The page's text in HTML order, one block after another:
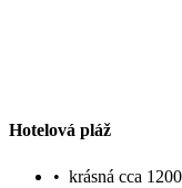
Hotelová pláž
• krásná cca